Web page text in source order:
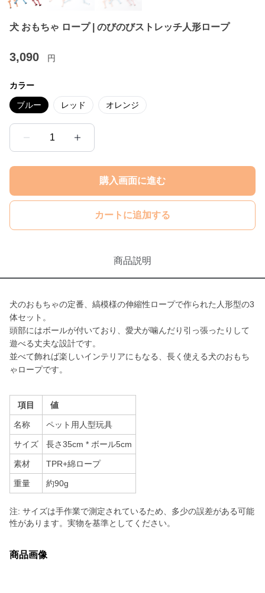
犬 おもちゃ ロープ | のびのびストレッチ人形ロープ
3,090 円
カラー
ブルー レッド オレンジ
1
購入画面に進む
カートに追加する
商品説明
犬のおもちゃの定番、縞模様の伸縮性ロープで作られた人形型の3
体セット。
頭部にはボールが付いており、愛犬が噛んだり引っ張ったりして
遊べる丈夫な設計です。
並べて飾れば楽しいインテリアにもなる、長く使える犬のおもち
ゃロープです。
項目 値
名称 ペット用人型玩具
サイズ 長さ35cm * ボール5cm
素材 TPR+綿ロープ
重量 約90g
注: サイズは手作業で測定されているため、多少の誤差がある可能
性があります。実物を基準としてください。
商品画像